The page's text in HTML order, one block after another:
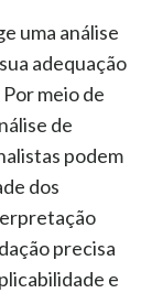
uma análise
adequação
meio de
de
podem
dos
precisa
e